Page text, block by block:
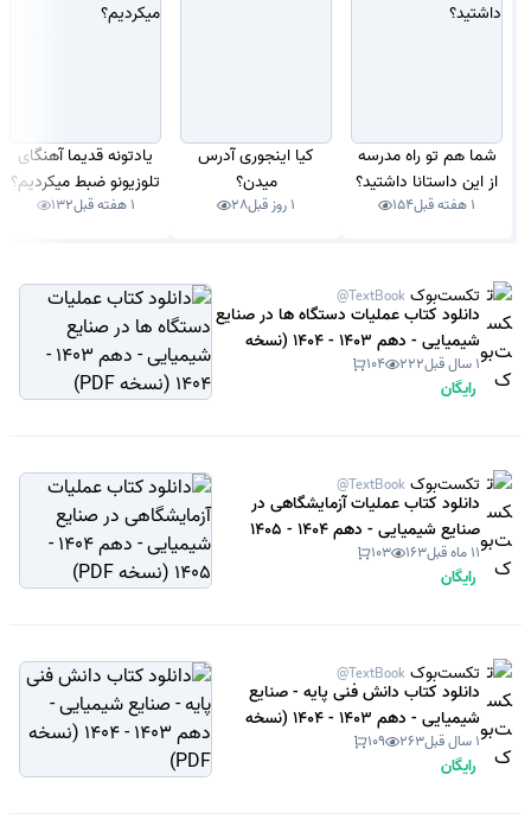
شما هم تو راه مدرسه
از این داستانا داشتید؟
1 هفته قبل 154
کیا اینجوری آدرس
میدن؟
1 روز قبل 28
یادتونه قدیما آهنگای
تلوزیونو ضبط میکردیم؟
1 هفته قبل 132
تکست‌بوک @TextBook
دانلود کتاب عملیات دستگاه ها در صنایع
شیمیایی - دهم 1403 - 1404 (نسخه
PDF)1 سال قبل 222
104
رایگان
تکست‌بوک @TextBook
دانلود کتاب عملیات آزمایشگاهی در
صنایع شیمیایی - دهم 1404 - 1405
(نسخه PDF)
11 ماه قبل 163
103
رایگان
تکست‌بوک @TextBook
دانلود کتاب دانش فنی پایه - صنایع
شیمیایی - دهم 1403 - 1404 (نسخه
PDF)1 سال قبل 263
109
رایگان